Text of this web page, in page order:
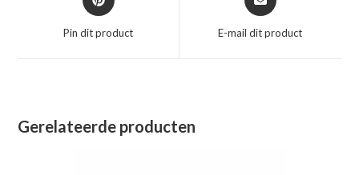
in
nieuw
Pin dit product
in
nieuw
E-mail dit product
Gerelateerde producten